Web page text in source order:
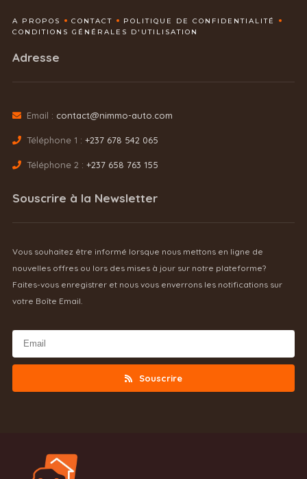
A PROPOS CONTACT
POLITIQUE DE CONFIDENTIALITÉ
CONDITIONS GÉNÉRALES D'UTILISATION
Adresse
Email : contact@nimmo-auto.com
Téléphone 1 : +237 678 542 065
Téléphone 2 : +237 658 763 155
Souscrire à la Newsletter
Vous souhaitez être informé lorsque nous mettons en ligne de
nouvelles offres ou lors des mises à jour sur notre plateforme?
Faites-vous enregistrer et nous vous enverrons les notifications sur
votre Boîte Email.
Souscrire